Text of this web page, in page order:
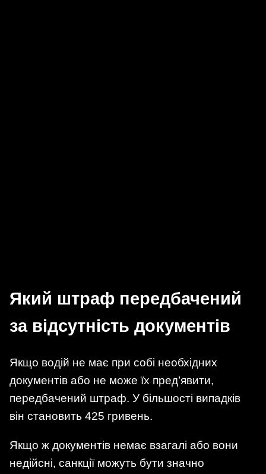
Який штраф передбачений
за відсутність документів
Якщо водій не має при собі необхідних
документів або не може їх пред’явити,
передбачений штраф. У більшості випадків
він становить 425 гривень.
Якщо ж документів немає взагалі або вони
недійсні, санкції можуть бути значно